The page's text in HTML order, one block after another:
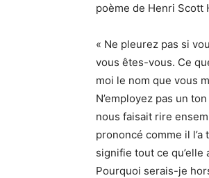
poème de Henri Scott
« Ne pleurez pas si
vous êtes-vous. Ce
moi le nom que vous
N’employez pas un
nous faisait rire
prononcé comme il l’a
signifie tout ce qu’elle
Pourquoi serais-je